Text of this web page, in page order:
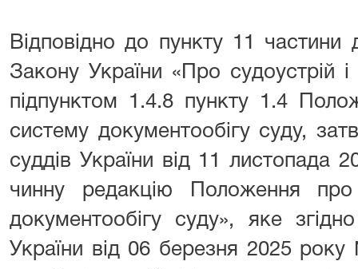
Відповідно до пункту 11 частини
Закону України «Про судоустрій
підпунктом 1.4.8 пункту 1.4
систему документообігу суду,
суддів України від 11
чинну редакцію Положення про
документообігу суду», яке
України від 06 березня 2025